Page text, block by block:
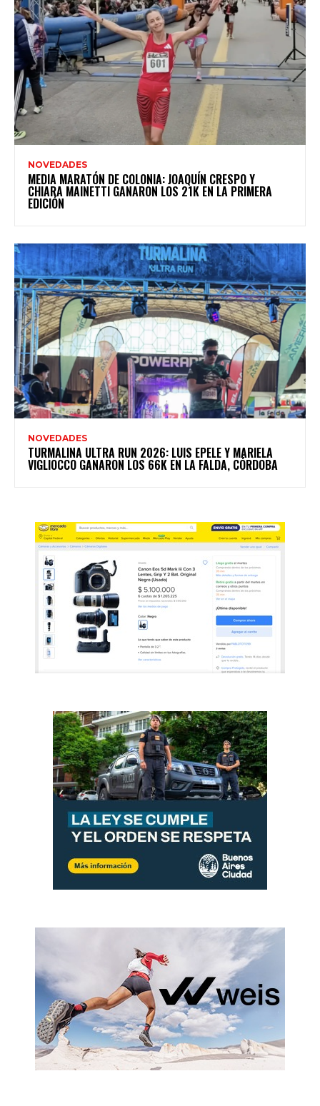
NOVEDADES
MEDIA MARATÓN DE COLONIA: JOAQUÍN CRESPO Y
CHIARA MAINETTI GANARON LOS 21K EN LA PRIMERA
EDICIÓN
NOVEDADES
TURMALINA ULTRA RUN 2026: LUIS EPELE Y MARIELA
VIGLIOCCO GANARON LOS 66K EN LA FALDA, CÓRDOBA